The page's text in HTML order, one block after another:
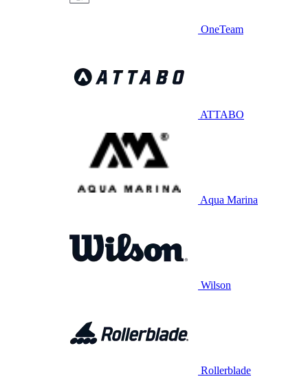
OneTeam
ATTABO
Aqua Marina
Wilson
Rollerblade